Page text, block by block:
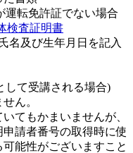
運転免許証でない場合
検査証明書
名及び生年月日を記入
して受講される場合)
ん。
てもかまいませんが、
請者番号の取得時に使
能性がございますこと